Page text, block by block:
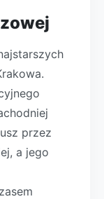
przez
a jego